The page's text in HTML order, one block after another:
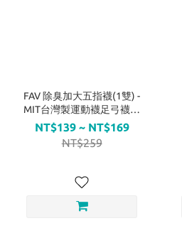
FAV 除臭加大五指襪(1雙) -
MIT台灣製運動襪足弓襪除
臭襪止滑 型號:542
NT$139 ~ NT$169
NT$259